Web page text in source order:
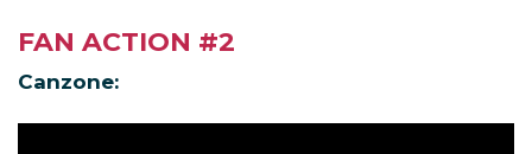
FAN ACTION #2
Canzone: